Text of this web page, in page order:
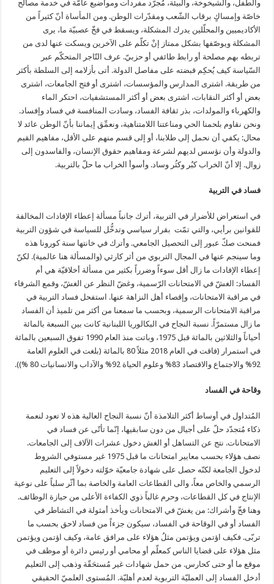
والطفل، والشيخوخة، والبيئة، مُجرّد مفردات ومواضيع عامّة في خدمة مصالح
خاصّة وإمساكٍ برقاب الشّعب ومقدّرات الوطن. ومن المأساة أنّ كثيراً من
الأكاديميين والمحلّلين يدرك المشكلة، ويسقط في فخّ عصبيّة ما، يرى
المشكلة ويوصّفها بشكل ممتاز إنْ تكلّم على الآخرين ويسكت عنها لدى من
تربطه بهم مصلحة أو رابط طائفي أو حزبيّ. عرف التّاجر المتحكّم عبر
السّياسة كيف يُحكِم قبضته على مفاصل الدولة. أتى بأزلامه إلى السلطة بأكثر
من طريقة. اشترى المدارس والمؤسسات، اشترى أو فتح الجامعات، اشترى
بعض أو أكثر النقابات، اشترى بعض أو أكثر المستشفيات، احتكر الماء
والكهرباء والمولدات، بذر ثقافة الفساد، وسادت المنافسة في فساد وإفساد.
ونحن نقاوم بلحمنا الحي ومناعتنا اللامتناهية، ونعمِّق إيماننا بأنّ الوطن عائد لا
محال: يكفي أن نحمل إلى طلابنا، أو إلى قسم منهم على الأقل، مفاهيم القيم
والدولة وأن نؤسس لديهم لشرعة ومفاهيم حقوق الإنسان، والفاسدون إلى
زوال. إلا أنّ الخراب كبُر وكثُر وساد. وأسوأ الخراب ما حلّ بالتربية.
فساد في التربية
في استعراض للأضرار في التربية، أترك جانباً مسألة إعطاء الإفادات المخالفة
للقوانين برأيي، والتي تمّت بقرار سياسي وتدخُّل للسياسة في شؤون التربية
فمنحت صكّ عبور إلى التحصيل الجامعي. وأترك في خانتها سنة كورونا هذه
وما سينجم عنها في المجال التربوي من أثر كارثي (والمسألة هنا عالمية). لكنّ
إعطاء الإفادات ما زال أقل سوءاً وضرراً بكثير من مسألة أخلاقيّة هي أم
الفساد: الغشّ في الامتحانات الرّسمية، وغضّ النظر عن الغشّ، وقمع الشرفاء
في مراقبة الامتحانات، وإقصاء أهل النزاهة عنها. استفحل فساد التربية في
مراقبة الامتحانات الرسمية، وبحسب ما سمعنا من أكثر من تلميذ أن الفساد
ما زال مستمرّاً. نسبة النجاح في البكالوريا اللبنانية كانت بين السبعة بالمائة
أحياناً والثلاثين بالمائة قبل 1975، وباتت منذ العام 1990 تفوق السبعين بالمائة
في استمرار (فاقت في العام 2018 مثلاً 80 بالمائة (بلغت في العلوم العامة
92% والاجتماع والاقتصاد 83% وعلوم الحياة 92% والآداب والانسانيات 80 %)).
وقاحة في الفساد
المُتداول في أوساط أكثر التلامذة أنّ نسبة النجاح العالية هذه لا تعود لنعمة
ذكاء مُتجدّد حلّ على أجيال من دون سابقيها، إنّما تأتّى عن فساد في
الامتحانات. نتج عن التساهل أو الغش دخول عشرات الآلاف إلى الجامعات.
نصف هؤلاء بحسب معايير امتحانات ما قبل 1975 غير مستوفي الشروط
لدخول الجامعة لكنّه حصل على شهادة جامعيّة خوّلته دخولاً إلى التعليم
الرسمي والخاص معاً، والى القطاعات العامة والخاصة بما أثّر سلباً على نوعية
الإنتاج في كل القطاعات، وحرم غالباً ذوي الكفاءة الأعلى من حيازة الوظائف.
وهنا فخّ وأشراك: من يغشّ في الامتحانات ويأخذ أمثولة في التشاطر في
الفساد أو في الوقاحة في الفساد، سيكون جزءاً من فساد لاحق بحسب ما
تربّى. فكيف اؤتمن ويؤتمن مثلُ هؤلاء على مرافق عامة، وكيف اؤتمن ويؤتمن
مثل هؤلاء على قضايا الناس كمعلّم أو محامي أو رئيس دائرة أو موظف في
موقع ما أو حتى كحارس. من حمل شهادات غير مُستحَقّة وذهب إلى التعليم
أدخل الفساد إلى العمليّة التربوية لعدم أهليّة. المُستوى العلميّ الحقيقي